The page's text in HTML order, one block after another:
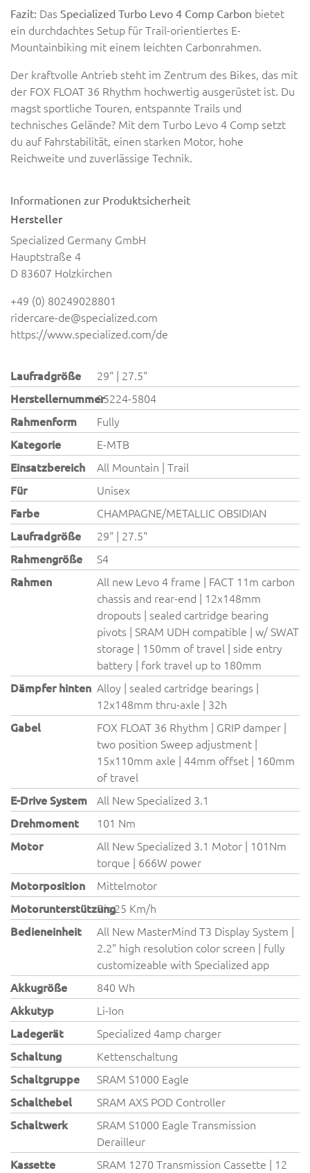
Fazit: Das Specialized Turbo Levo 4 Comp Carbon bietet
ein durchdachtes Setup für Trail-orientiertes E-
Mountainbiking mit einem leichten Carbonrahmen.
Der kraftvolle Antrieb steht im Zentrum des Bikes, das mit
der FOX FLOAT 36 Rhythm hochwertig ausgerüstet ist. Du
magst sportliche Touren, entspannte Trails und
technisches Gelände? Mit dem Turbo Levo 4 Comp setzt
du auf Fahrstabilität, einen starken Motor, hohe
Reichweite und zuverlässige Technik.
Informationen zur Produktsicherheit
Hersteller
Specialized Germany GmbH
Hauptstraße 4
D 83607 Holzkirchen
+49 (0) 80249028801
ridercare-de@specialized.com
https://www.specialized.com/de
Laufradgröße
29" | 27.5"
Herstellernummer95224-5804
Rahmenform
Fully
Kategorie
E-MTB
Einsatzbereich
All Mountain | Trail
Für
Unisex
Farbe
CHAMPAGNE/METALLIC OBSIDIAN
Laufradgröße
29" | 27.5"
Rahmengröße
S4
Rahmen
All new Levo 4 frame | FACT 11m carbon
chassis and rear-end | 12x148mm
dropouts | sealed cartridge bearing
pivots | SRAM UDH compatible | w/ SWAT
storage | 150mm of travel | side entry
battery | fork travel up to 180mm
Dämpfer hinten Alloy | sealed cartridge bearings |
12x148mm thru-axle | 32h
Gabel
FOX FLOAT 36 Rhythm | GRIP damper |
two position Sweep adjustment |
15x110mm axle | 44mm offset | 160mm
of travel
E-Drive System
All New Specialized 3.1
Drehmoment
101 Nm
Motor
All New Specialized 3.1 Motor | 101Nm
torque | 666W power
Motorposition
Mittelmotor
MotorunterstützungBis 25 Km/h
Bedieneinheit
All New MasterMind T3 Display System |
2.2" high resolution color screen | fully
customizeable with Specialized app
Akkugröße
840 Wh
Akkutyp
Li-Ion
Ladegerät
Specialized 4amp charger
Schaltung
Kettenschaltung
Schaltgruppe
SRAM S1000 Eagle
Schalthebel
SRAM AXS POD Controller
Schaltwerk
SRAM S1000 Eagle Transmission
Derailleur
Kassette
SRAM 1270 Transmission Cassette | 12